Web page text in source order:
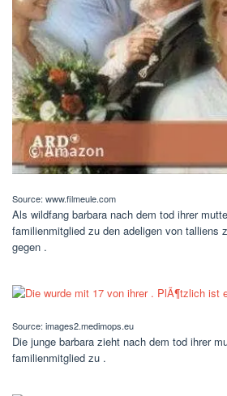
Source: www.filmeule.com
Als wildfang barbara nach dem tod ihrer
familienmitglied zu den adeligen von talliens
gegen .
Source: images2.medimops.eu
Die junge barbara zieht nach dem tod ihrer
familienmitglied zu .